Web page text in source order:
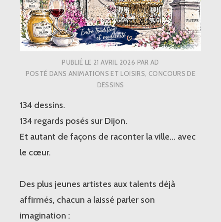
PUBLIÉ LE 21 AVRIL 2026 PARAD
POSTÉ DANS ANIMATIONS ET LOISIRS CONCOURS DE
DESSINS
134 dessins.
134 regards posés sur Dijon.
Et autant de façons de raconter la ville… avec
le cœur.
Des plus jeunes artistes aux talents déjà
affirmés, chacun a laissé parler son
imagination :